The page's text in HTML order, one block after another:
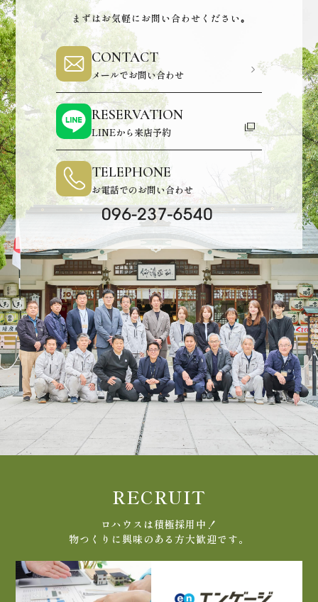
まずはお気軽にお問い合わせください｡
CONTACT
メールでお問い合わせ
RESERVATION
LINEから来店予約
TELEPHONE
お電話でのお問い合わせ
RECRUIT
ロハウスは積極採用中！
物つくりに興味のある方大歓迎です。